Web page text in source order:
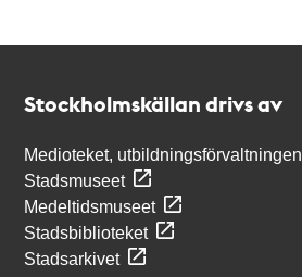
Stockholmskällan drivs av
Medioteket, utbildningsförvaltningen
Stadsmuseet
Medeltidsmuseet
Stadsbiblioteket
Stadsarkivet